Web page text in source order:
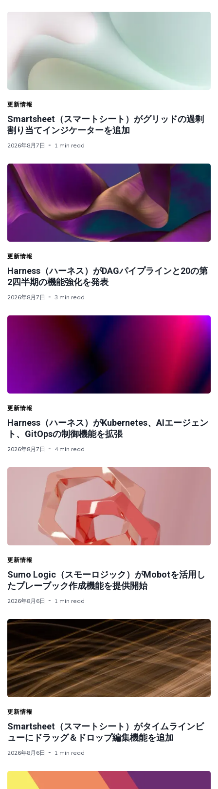
更新情報
Smartsheet（スマートシート）がグリッドの過剰
割り当てインジケーターを追加
2026年8月7日 1 min read
更新情報
Harness（ハーネス）がDAGパイプラインと20の第
2四半期の機能強化を発表
2026年8月7日 3 min read
更新情報
Harness（ハーネス）がKubernetes、AIエージェン
ト、GitOpsの制御機能を拡張
2026年8月7日 4 min read
更新情報
Sumo Logic（スモーロジック）がMobotを活用し
たプレーブック作成機能を提供開始
2026年8月6日 1 min read
更新情報
Smartsheet（スマートシート）がタイムラインビ
ューにドラッグ＆ドロップ編集機能を追加
2026年8月6日 1 min read